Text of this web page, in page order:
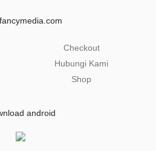
Checkout
Hubungi Kami
Shop
android